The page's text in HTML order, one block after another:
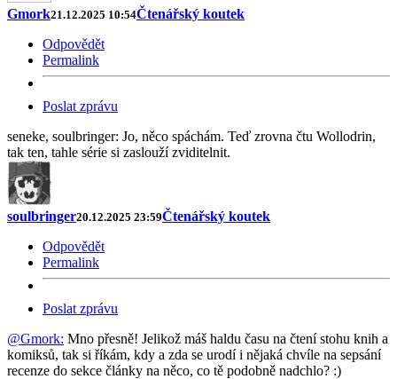
Gmork21.12.2025 10:54Čtenářský koutek
Odpovědět
Permalink
Poslat zprávu
seneke, soulbringer: Jo, něco spáchám. Teď zrovna čtu Wollodrin,
tak ten, tahle série si zaslouží zviditelnit.
soulbringer20.12.2025 23:59Čtenářský koutek
Odpovědět
Permalink
Poslat zprávu
@Gmork: Mno přesně! Jelikož máš haldu času na čtení stohu knih a
komiksů, tak si říkám, kdy a zda se urodí i nějaká chvíle na sepsání
recenze do sekce články na něco, co tě podobně nadchlo? :)